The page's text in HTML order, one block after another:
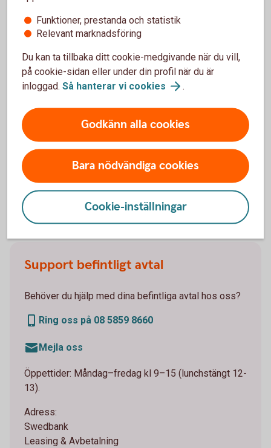
Trygghet med en bilförsäkring
Behöver du en bilförsäkring till din företagsbil? Våra
försäkringar har ett omfattande skydd och smidig
skadehantering. Försäkringen gäller även vid leasing
av bil. Försäkringsgivare är Tre Kronor Försäkring AB.
Bilförsäkringföretag
Support befintligt avtal
Behöver du hjälp med dina befintliga avtal hos oss?
Ring oss på 08 5859 8660
Mejla oss
Öppettider: Måndag–fredag kl 9–15 (lunchstängt 12-
13).
Adress:
Swedbank
Leasing & Avbetalning
Funktioner, prestanda och statistik
Relevant marknadsföring
Du kan ta tillbaka ditt cookie-medgivande när du vill,
på cookie-sidan eller under din profil när du är
inloggad. Så hanterar vi cookies .
Godkänn alla cookies
Bara nödvändiga cookies
Cookie-inställningar